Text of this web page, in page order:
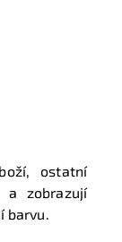
ostatní
zobrazují
barvu.